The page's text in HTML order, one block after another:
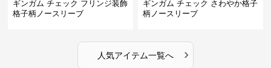
ギンガム チェック フリンジ装飾
格子柄ノースリーブ
ギンガム チェック さわやか格子
柄ノースリーブ
人気アイテム一覧へ ›